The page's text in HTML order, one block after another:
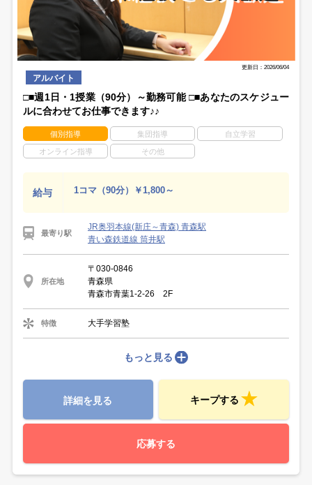
更新日：2026/06/04
アルバイト
□■週1日・1授業（90分）～勤務可能 □■あなたのスケジュー
ルに合わせてお仕事できます♪♪
個別指導 集団指導 自立学習
オンライン指導 その他
給与 1コマ（90分）￥1,800～
最寄り駅
JR奥羽本線(新庄～青森) 青森駅
青い森鉄道線 筒井駅
所在地
〒030-0846
青森県
青森市青葉1-2-26 2F
特徴 大手学習塾
もっと見る
詳細を見る キープする
応募する